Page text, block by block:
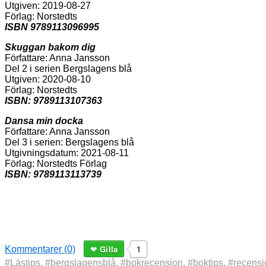
Utgiven: 2019-08-27
Förlag: Norstedts
ISBN 9789113096995
Skuggan bakom dig
Författare: Anna Jansson
Del 2 i serien Bergslagens blå
Utgiven: 2020-08-10
Förlag: Norstedts
ISBN: 9789113107363
Dansa min docka
Författare: Anna Jansson
Del 3 i serien: Bergslagens blå
Utgivningsdatum: 2021-08-11
Förlag: Norstedts Förlag
ISBN: 9789113113739
Kommentarer (0) 1
Gilla
#Lästips, #bergslagensblå, #bokrecension, #boktips,